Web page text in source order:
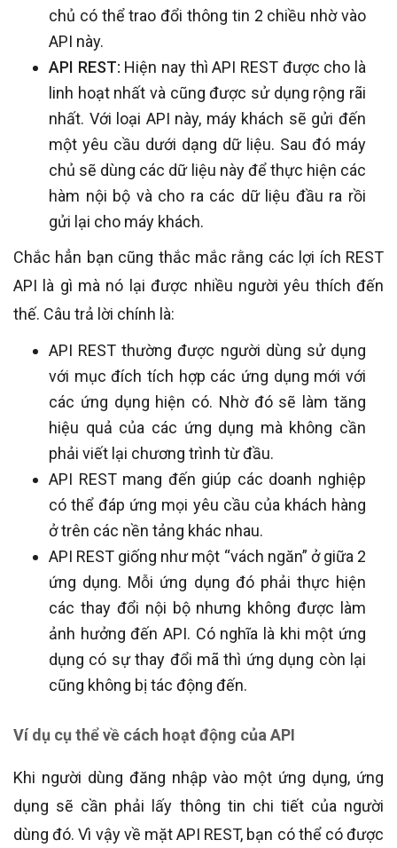
chủ có thể trao đổi thông tin 2 chiều nhờ vào
API này.
API REST: Hiện nay thì API REST được cho là
linh hoạt nhất và cũng được sử dụng rộng rãi
nhất. Với loại API này, máy khách sẽ gửi đến
một yêu cầu dưới dạng dữ liệu. Sau đó máy
chủ sẽ dùng các dữ liệu này để thực hiện các
hàm nội bộ và cho ra các dữ liệu đầu ra rồi
gửi lại cho máy khách.
Chắc hẳn bạn cũng thắc mắc rằng các lợi ích REST
API là gì mà nó lại được nhiều người yêu thích đến
thế. Câu trả lời chính là:
API REST thường được người dùng sử dụng
với mục đích tích hợp các ứng dụng mới với
các ứng dụng hiện có. Nhờ đó sẽ làm tăng
hiệu quả của các ứng dụng mà không cần
phải viết lại chương trình từ đầu.
API REST mang đến giúp các doanh nghiệp
có thể đáp ứng mọi yêu cầu của khách hàng
ở trên các nền tảng khác nhau.
API REST giống như một “vách ngăn” ở giữa 2
ứng dụng. Mỗi ứng dụng đó phải thực hiện
các thay đổi nội bộ nhưng không được làm
ảnh hưởng đến API. Có nghĩa là khi một ứng
dụng có sự thay đổi mã thì ứng dụng còn lại
cũng không bị tác động đến.
Ví dụ cụ thể về cách hoạt động của API
Khi người dùng đăng nhập vào một ứng dụng, ứng
dụng sẽ cần phải lấy thông tin chi tiết của người
dùng đó. Vì vậy về mặt API REST, bạn có thể có được